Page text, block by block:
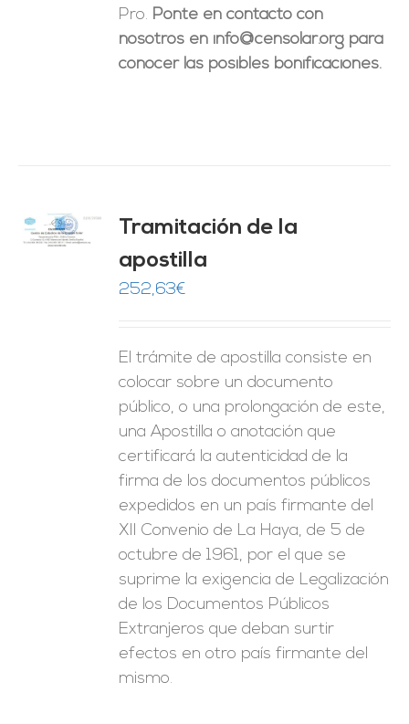
Pro. Ponte en contacto con
nosotros en info@censolar.org para
conocer las posibles bonificaciones.
Tramitación de la
apostilla
252,63€
El trámite de apostilla consiste en
colocar sobre un documento
público, o una prolongación de este,
una Apostilla o anotación que
certificará la autenticidad de la
firma de los documentos públicos
expedidos en un país firmante del
XII Convenio de La Haya, de 5 de
octubre de 1961, por el que se
suprime la exigencia de Legalización
de los Documentos Públicos
Extranjeros que deban surtir
efectos en otro país firmante del
mismo.